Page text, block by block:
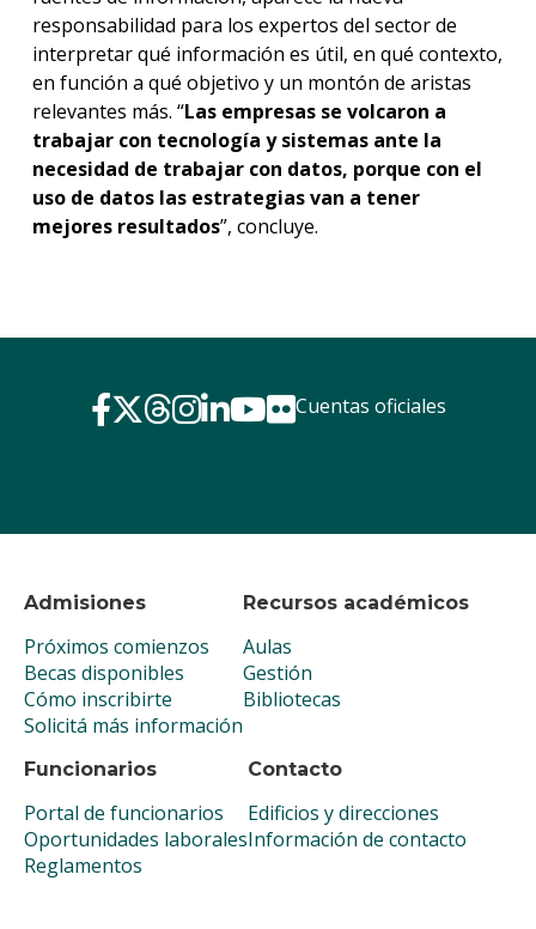
responsabilidad para los expertos del sector de
interpretar qué información es útil, en qué contexto,
en función a qué objetivo y un montón de aristas
relevantes más. “Las empresas se volcaron a
trabajar con tecnología y sistemas ante la
necesidad de trabajar con datos, porque con el
uso de datos las estrategias van a tener
mejores resultados”, concluye.
Admisiones
Próximos comienzos
Becas disponibles
Cómo inscribirte
Solicitá más información
Recursos académicos
Aulas
Gestión
Bibliotecas
Funcionarios
Portal de funcionarios
Oportunidades laborales
Reglamentos
Contacto
Edificios y direcciones
Información de contacto
Cuentas oficiales